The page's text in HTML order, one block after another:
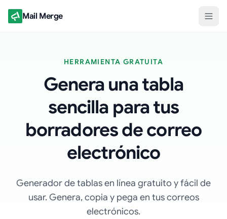
Mail Merge
HERRAMIENTA GRATUITA
Genera una tabla
sencilla para tus
borradores de correo
electrónico
Generador de tablas en línea gratuito y fácil de
usar. Genera, copia y pega en tus correos
electrónicos.